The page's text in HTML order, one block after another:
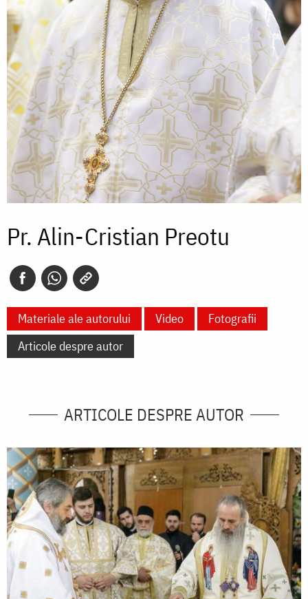
Pr. Alin-Cristian Preotu
Materiale ale autorului Video
Fotografii
Articole despre autor
ARTICOLE DESPRE AUTOR